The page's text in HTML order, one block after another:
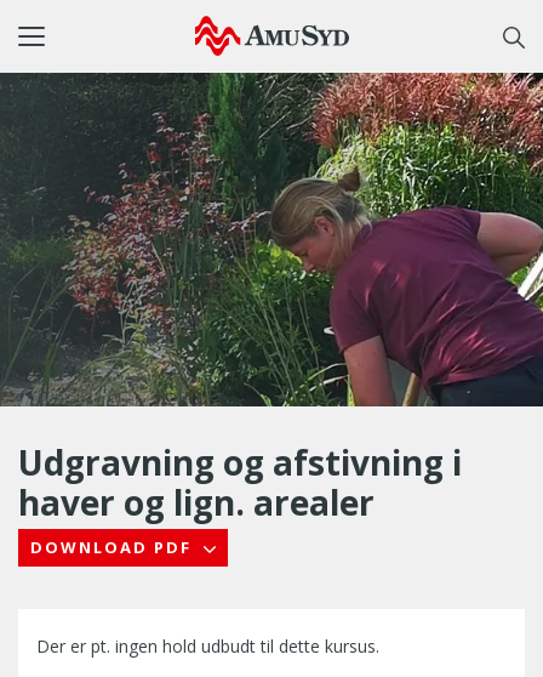
Toggle
Udgravning og afstivning i
haver og lign. arealer
DOWNLOAD PDF
Der er pt. ingen hold udbudt til dette kursus.